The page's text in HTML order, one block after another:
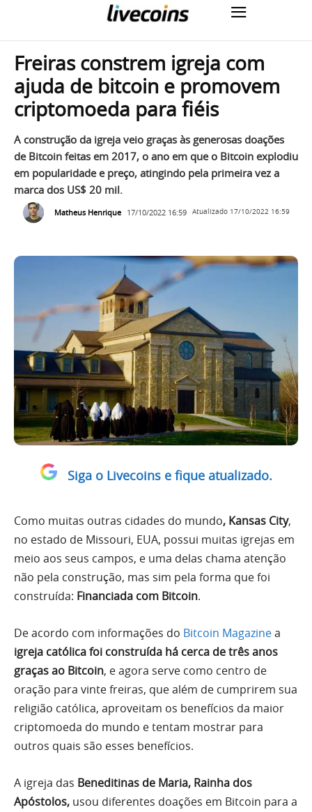
Freiras constrem igreja com
ajuda de bitcoin e promovem
criptomoeda para fiéis
A construção da igreja veio graças às generosas doações
de Bitcoin feitas em 2017, o ano em que o Bitcoin explodiu
em popularidade e preço, atingindo pela primeira vez a
marca dos US$ 20 mil.
Matheus Henrique 17/10/2022 16:59 Atualizado 17/10/2022 16:59
Siga o Livecoins e fique atualizado.
Como muitas outras cidades do mundo, Kansas City,
no estado de Missouri, EUA, possui muitas igrejas em
meio aos seus campos, e uma delas chama atenção
não pela construção, mas sim pela forma que foi
construída: Financiada com Bitcoin.
De acordo com informações do Bitcoin Magazinea
igreja católica foi construída há cerca de três anos
graças ao Bitcoin, e agora serve como centro de
oração para vinte freiras, que além de cumprirem sua
religião católica, aproveitam os benefícios da maior
criptomoeda do mundo e tentam mostrar para
outros quais são esses benefícios.
A igreja das Beneditinas de Maria, Rainha dos
Apóstolos, usou diferentes doações em Bitcoin para a